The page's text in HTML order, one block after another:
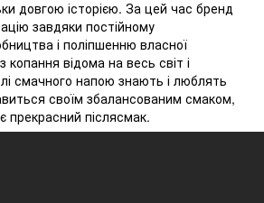
довгою історією. За цей час бренд
завдяки постійному
і поліпшенню власної
копання відома на весь світ і
смачного напою знають і люблять
своїм збалансованим смаком,
післясмак.